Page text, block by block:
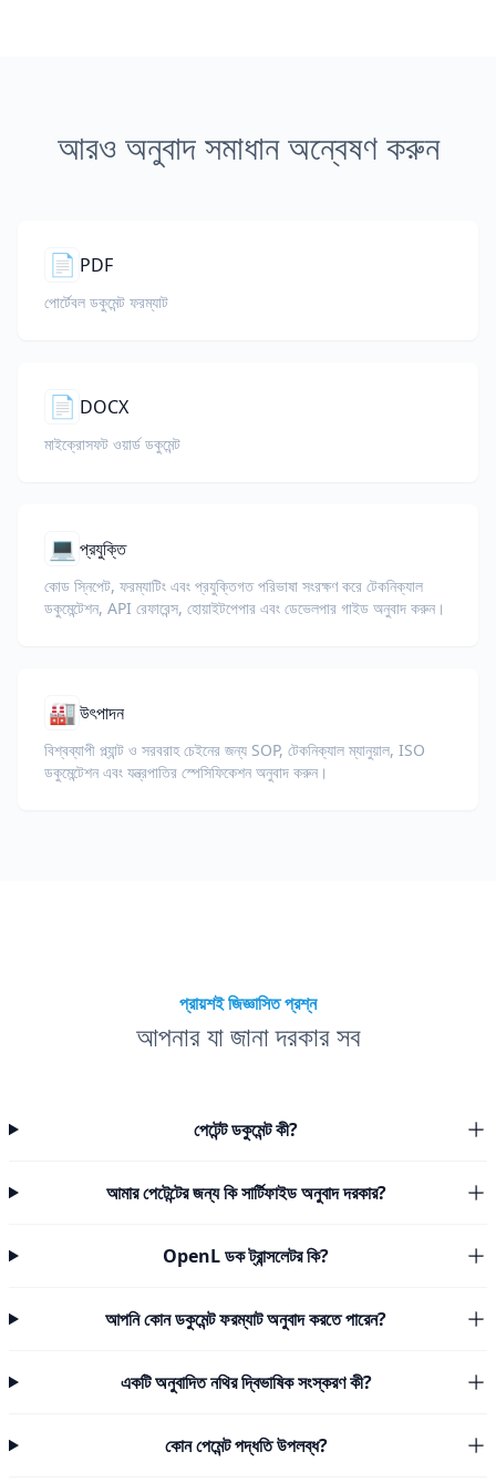
আরও অনুবাদ সমাধান অন্বেষণ করুন
📄 PDF
পোর্টেবল ডকুমেন্ট ফরম্যাট
📄 DOCX
মাইক্রোসফট ওয়ার্ড ডকুমেন্ট
💻 প্রযুক্তি
কোড স্নিপেট, ফরম্যাটিং এবং প্রযুক্তিগত পরিভাষা সংরক্ষণ করে টেকনিক্যাল
ডকুমেন্টেশন, API রেফারেন্স, হোয়াইটপেপার এবং ডেভেলপার গাইড অনুবাদ করুন।
🏭উৎপাদন
বিশ্বব্যাপী প্ল্যান্ট ও সরবরাহ চেইনের জন্য SOP, টেকনিক্যাল ম্যানুয়াল, ISO
ডকুমেন্টেশন এবং যন্ত্রপাতির স্পেসিফিকেশন অনুবাদ করুন।
প্রায়শই জিজ্ঞাসিত প্রশ্ন
আপনার যা জানা দরকার সব
পেটেন্ট ডকুমেন্ট কী?
আমার পেটেন্টের জন্য কি সার্টিফাইড অনুবাদ দরকার?
OpenL ডক ট্রান্সলেটর কি?
আপনি কোন ডকুমেন্ট ফরম্যাট অনুবাদ করতে পারেন?
একটি অনুবাদিত নথির দ্বিভাষিক সংস্করণ কী?
কোন পেমেন্ট পদ্ধতি উপলব্ধ?